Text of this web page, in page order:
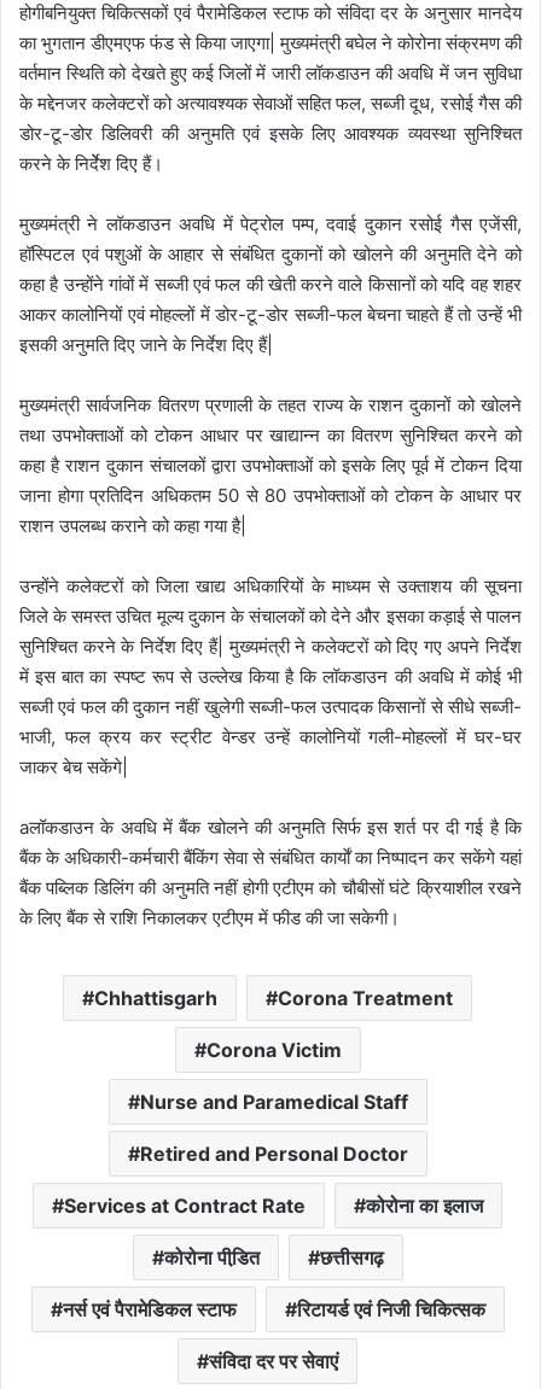
होगीबनियुक्त चिकित्सकों एवं पैरामेडिकल स्टाफ को संविदा दर के अनुसार मानदेय
का भुगतान डीएमएफ फंड से किया जाएगा| मुख्यमंत्री बघेल ने कोरोना संक्रमण की
वर्तमान स्थिति को देखते हुए कई जिलों में जारी लॉकडाउन की अवधि में जन सुविधा
के मद्देनजर कलेक्टरों को अत्यावश्यक सेवाओं सहित फल, सब्जी दूध, रसोई गैस की
डोर-टू-डोर डिलिवरी की अनुमति एवं इसके लिए आवश्यक व्यवस्था सुनिश्चित
करने के निर्देेश दिए हैं।
मुख्यमंत्री ने लॉकडाउन अवधि में पेट्रोल पम्प, दवाई दुकान रसोई गैस एजेंसी,
हॉस्पिटल एवं पशुओं के आहार से संबंधित दुकानों को खोलने की अनुमति देने को
कहा है उन्होंने गांवों में सब्जी एवं फल की खेती करने वाले किसानों को यदि वह शहर
आकर कालोनियों एवं मोहल्लों में डोर-टू-डोर सब्जी-फल बेचना चाहते हैं तो उन्हें भी
इसकी अनुमति दिए जाने के निर्देश दिए हैं|
मुख्यमंत्री सार्वजनिक वितरण प्रणाली के तहत राज्य के राशन दुकानों को खोलने
तथा उपभोक्ताओं को टोकन आधार पर खाद्यान्न का वितरण सुनिश्चित करने को
कहा है राशन दुकान संचालकों द्वारा उपभोक्ताओं को इसके लिए पूर्व में टोकन दिया
जाना होगा प्रतिदिन अधिकतम 50 से 80 उपभोक्ताओं को टोकन के आधार पर
राशन उपलब्ध कराने को कहा गया है|
उन्होंने कलेक्टरों को जिला खाद्य अधिकारियों के माध्यम से उक्ताशय की सूचना
जिले के समस्त उचित मूल्य दुकान के संचालकों को देने और इसका कड़ाई से पालन
सुनिश्चित करने के निर्देश दिए हैं| मुख्यमंत्री ने कलेक्टरों को दिए गए अपने निर्देश
में इस बात का स्पष्ट रूप से उल्लेख किया है कि लॉकडाउन की अवधि में कोई भी
सब्जी एवं फल की दुकान नहीं खुलेगी सब्जी-फल उत्पादक किसानों से सीधे सब्जी-
भाजी, फल क्रय कर स्ट्रीट वेन्डर उन्हें कालोनियों गली-मोहल्लों में घर-घर
जाकर बेच सकेंगे|
aलॉकडाउन के अवधि में बैंक खोलने की अनुमति सिर्फ इस शर्त पर दी गई है कि
बैंक के अधिकारी-कर्मचारी बैंकिंग सेवा से संबंधित कार्याें का निष्पादन कर सकेंगे यहां
बैंक पब्लिक डिलिंग की अनुमति नहीं होगी एटीएम को चौबीसों घंटे क्रियाशील रखने
के लिए बैंक से राशि निकालकर एटीएम में फीड की जा सकेगी।
Chhattisgarh Corona Treatment
Corona Victim
Nurse and Paramedical Staff
Retired and Personal Doctor
Services at Contract Rate कोरोना का इलाज
कोरोना पीडि़त छत्तीसगढ़
नर्स एवं पैरामेडिकल स्टाफ रिटायर्ड एवं निजी चिकित्सक
संविदा दर पर सेवाएं